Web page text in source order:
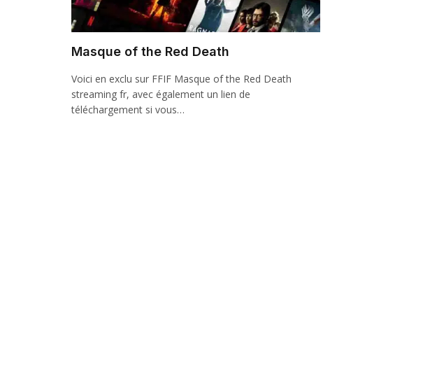
Masque of the Red Death
Voici en exclu sur FFIF Masque of the Red Death
streaming fr, avec également un lien de
téléchargement si vous…